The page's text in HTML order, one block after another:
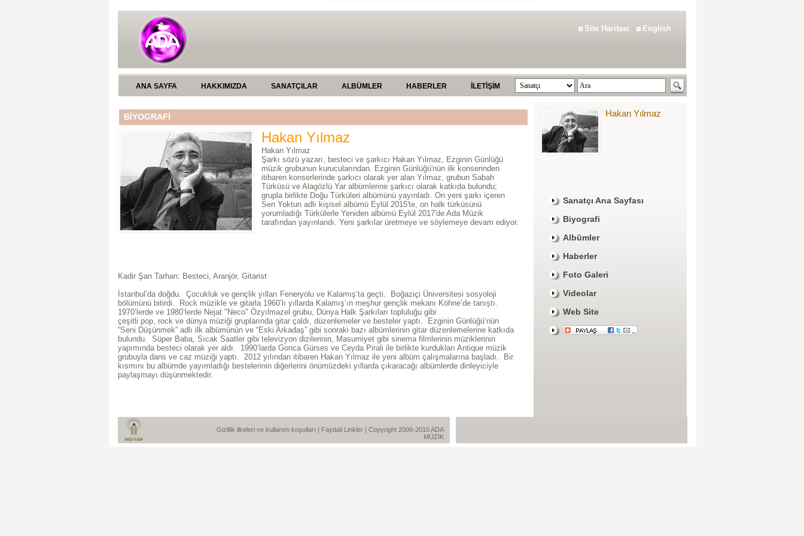
Site Haritası English
ANA SAYFA HAKKIMIZDA SANATÇILAR ALBÜMLER HABERLER İLETİŞİM
BİYOGRAFİ
Hakan Yılmaz
Hakan Yılmaz
Şarkı sözü yazarı, besteci ve şarkıcı Hakan Yılmaz, Ezginin Günlüğü
müzik grubunun kurucularından. Ezginin Günlüğü'nün ilk konserinden
itibaren konserlerinde şarkıcı olarak yer alan Yılmaz, grubun Sabah
Türküsü ve Alagözlü Yar albümlerine şarkıcı olarak katkıda bulundu;
grupla birlikte Doğu Türküleri albümünü yayınladı. On yeni şarkı içeren
Sen Yoktun adlı kişisel albümü Eylül 2015'te, on halk türküsünü
yorumladığı Türkülerle Yeniden albümü Eylül 2017'de Ada Müzik
tarafından yayınlandı. Yeni şarkılar üretmeye ve söylemeye devam ediyor.
Kadir Şan Tarhan: Besteci, Aranjör, Gitarist
İstanbul’da doğdu. Çocukluk ve gençlik yılları Feneryolu ve Kalamış’ta geçti. Boğaziçi Üniversitesi sosyoloji
bölümünü bitirdi. Rock müzikle ve gitarla 1960’lı yıllarda Kalamış’ın meşhur gençlik mekanı Köhne’de tanıştı.
1970’lerde ve 1980’lerde Nejat "Neco" Özyılmazel grubu, Dünya Halk Şarkıları topluluğu gibi
çeşitli pop, rock ve dünya müziği gruplarında gitar çaldı, düzenlemeler ve besteler yaptı. Ezginin Günlüğü’nün
“Seni Düşünmek” adlı ilk albümünün ve “Eski Arkadaş” gibi sonraki bazı albümlerinin gitar düzenlemelerine katkıda
bulundu. Süper Baba, Sıcak Saatler gibi televizyon dizilerinin, Masumiyet gibi sinema filmlerinin müziklerinin
yapımında besteci olarak yer aldı. 1990’larda Gonca Gürses ve Ceyda Pirali ile birlikte kurdukları Antique müzik
grubuyla dans ve caz müziği yaptı. 2012 yılından itibaren Hakan Yılmaz ile yeni albüm çalışmalarına başladı. Bir
kısmını bu albümde yayımladığı bestelerinin diğerlerini önümüzdeki yıllarda çıkaracağı albümlerde dinleyiciyle
paylaşmayı düşünmektedir.
Hakan Yılmaz
Sanatçı Ana Sayfası
Biyografi
Albümler
Haberler
Foto Galeri
Videolar
Web Site
Gizlilik ilkeleri ve kullanım koşulları | Faydali Linkler | Copyright 2006-2010 ADA
MÜZİK